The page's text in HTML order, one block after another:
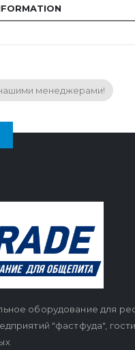
менеджерами!
оборудование для
"фастфуда",